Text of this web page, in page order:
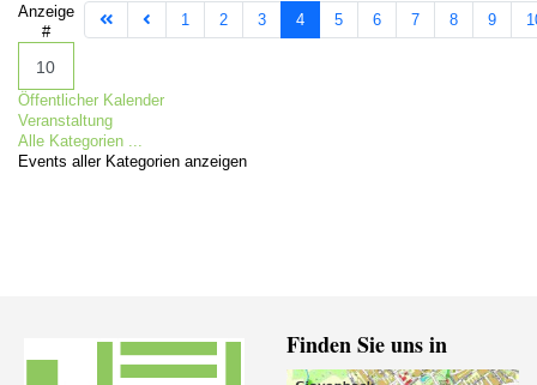
Limite der Paginierungsliste
Anzeige
#
1 2 3 4 5 6 7 8 9
Öffentlicher Kalender
Veranstaltung
Alle Kategorien ...
Events aller Kategorien anzeigen
Finden Sie uns in